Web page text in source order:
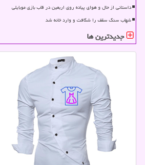
داستانی از حال و هوای پیاده روی اربعین در قاب بازی موبایلی
شهاب سنگ سقف را شکافت و وارد خانه شد
جدیدترین ها